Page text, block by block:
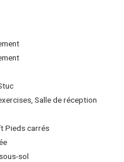
Salle de réception
Pieds carrés
sol